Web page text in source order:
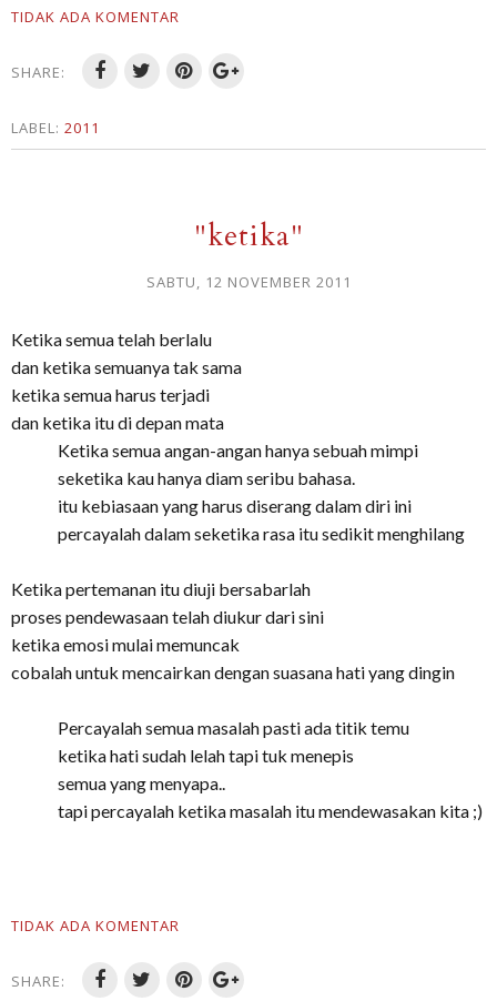
TIDAK ADA KOMENTAR
SHARE:
LABEL: 2011
"ketika"
SABTU, 12 NOVEMBER 2011
Ketika semua telah berlalu
dan ketika semuanya tak sama
ketika semua harus terjadi
dan ketika itu di depan mata
Ketika semua angan-angan hanya sebuah mimpi
seketika kau hanya diam seribu bahasa.
itu kebiasaan yang harus diserang dalam diri ini
percayalah dalam seketika rasa itu sedikit menghilang
Ketika pertemanan itu diuji bersabarlah
proses pendewasaan telah diukur dari sini
ketika emosi mulai memuncak
cobalah untuk mencairkan dengan suasana hati yang dingin
Percayalah semua masalah pasti ada titik temu
ketika hati sudah lelah tapi tuk menepis
semua yang menyapa..
tapi percayalah ketika masalah itu mendewasakan kita ;)
TIDAK ADA KOMENTAR
SHARE: